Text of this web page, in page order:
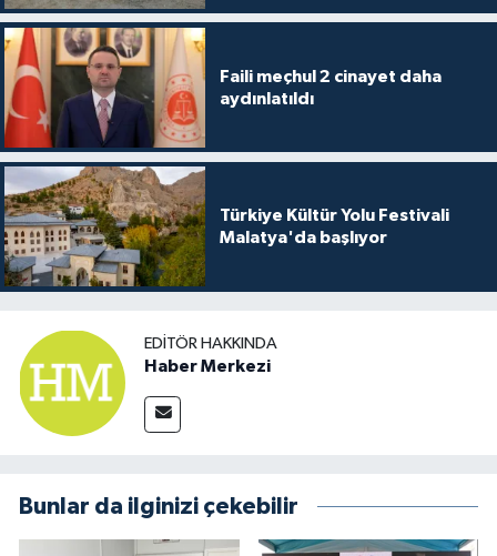
Faili meçhul 2 cinayet daha
aydınlatıldı
Türkiye Kültür Yolu Festivali
Malatya'da başlıyor
EDITÖR HAKKINDA
Haber Merkezi
Bunlar da ilginizi çekebilir